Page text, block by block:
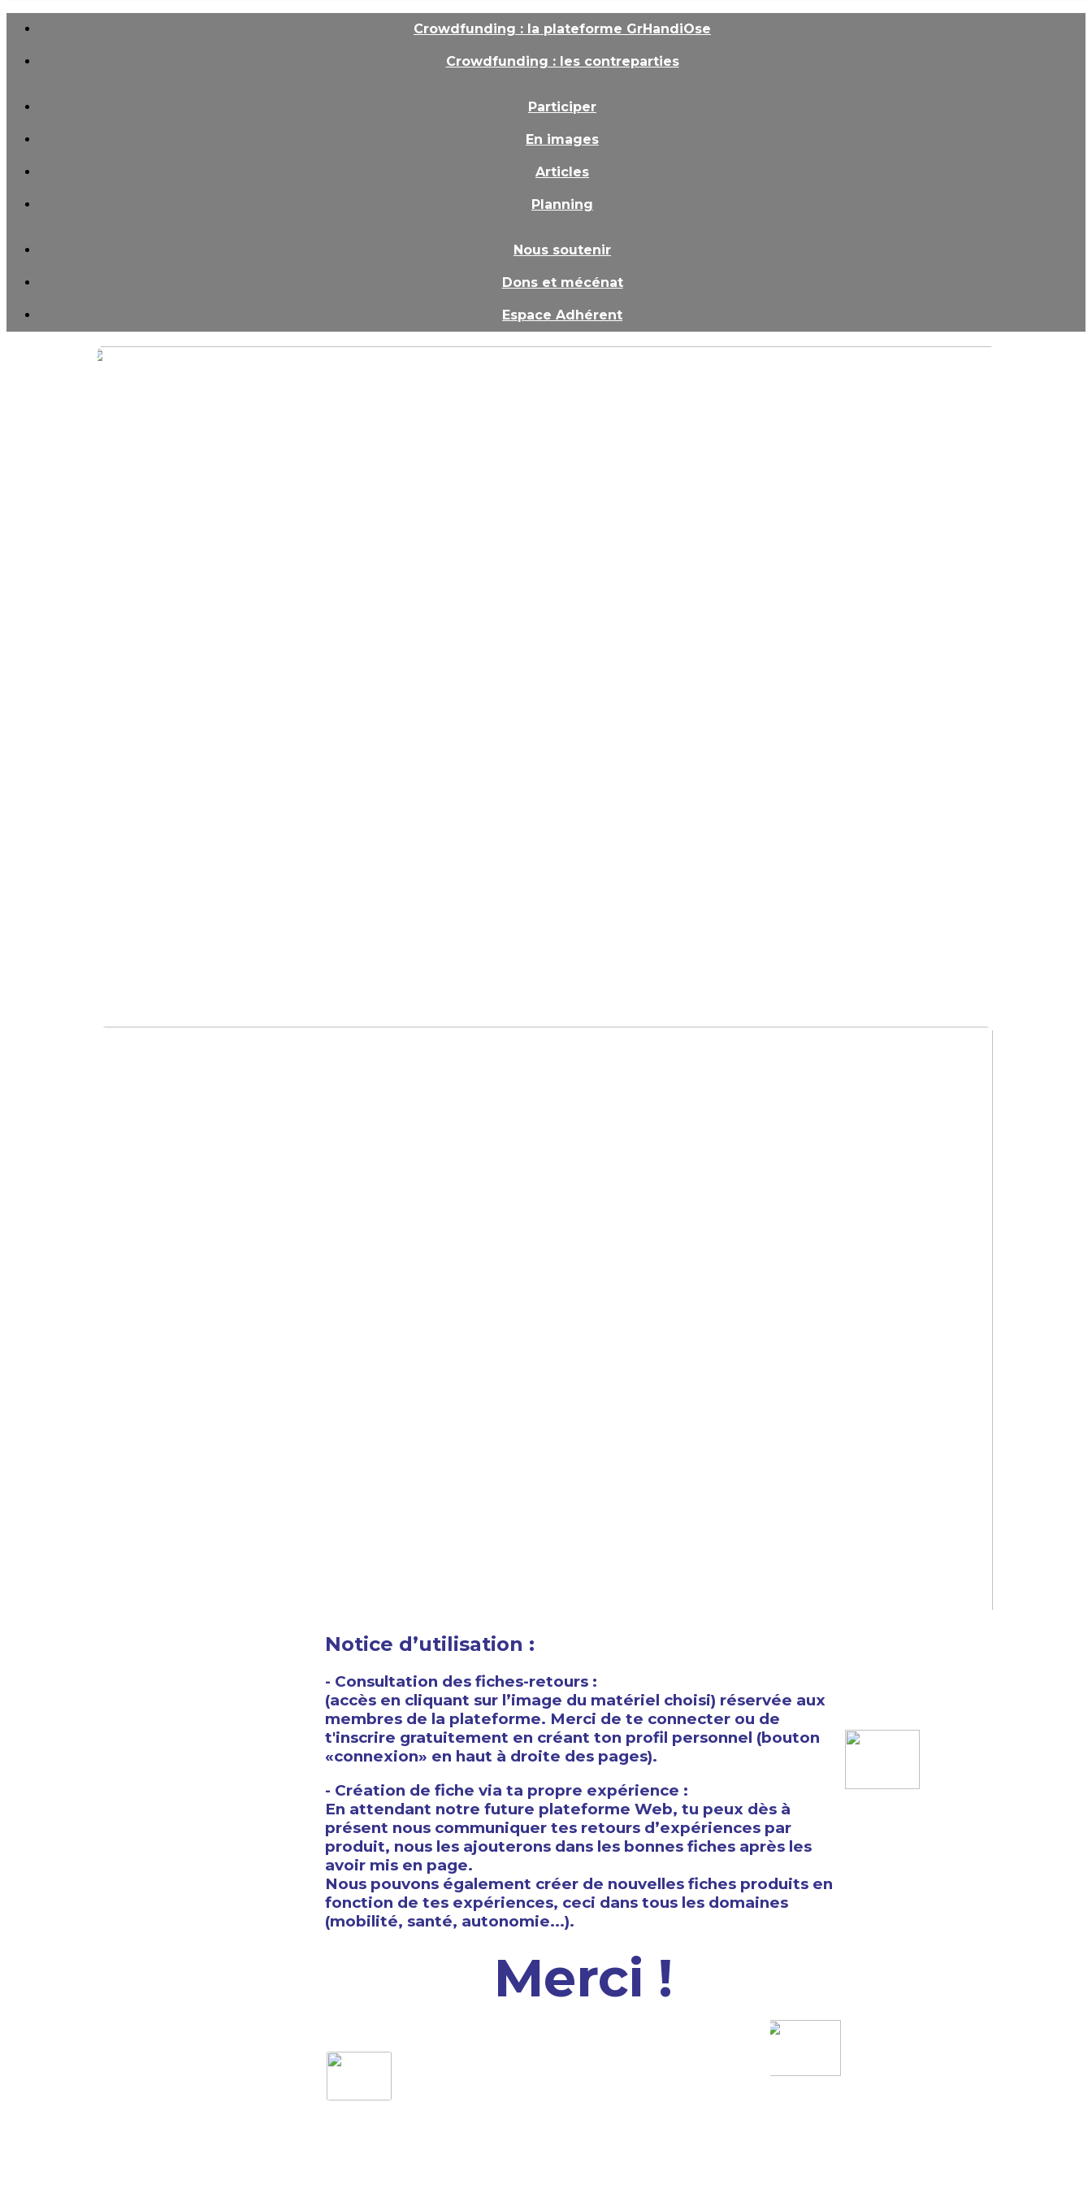
Crowdfunding : la plateforme GrHandiOse
Crowdfunding : les contreparties
Participer
En images
Articles
Planning
Nous soutenir
Dons et mécénat
Espace Adhérent
Notice d’utilisation :
- Consultation des fiches-retours :
(accès en cliquant sur l’image du matériel choisi) réservée aux
membres de la plateforme. Merci de te connecter ou de
t'inscrire gratuitement en créant ton profil personnel (bouton
«connexion» en haut à droite des pages).
- Création de fiche via ta propre expérience :
En attendant notre future plateforme Web, tu peux dès à
présent nous communiquer tes retours d’expériences par
produit, nous les ajouterons dans les bonnes fiches après les
avoir mis en page.
Nous pouvons également créer de nouvelles fiches produits en
fonction de tes expériences, ceci dans tous les domaines
(mobilité, santé, autonomie...).
Merci !